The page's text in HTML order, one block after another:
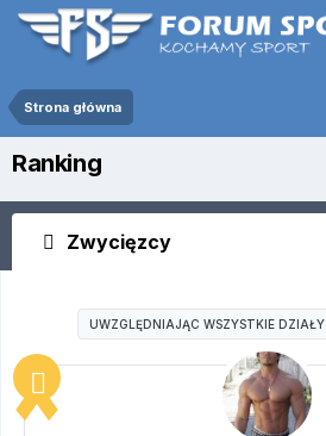
Strona główna
Ranking
Zwycięzcy
UWZGLĘDNIAJĄC WSZYSTKIE DZIAŁY